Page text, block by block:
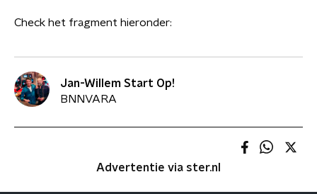
Check het fragment hieronder:
Jan-Willem Start Op!
BNNVARA
Advertentie via ster.nl